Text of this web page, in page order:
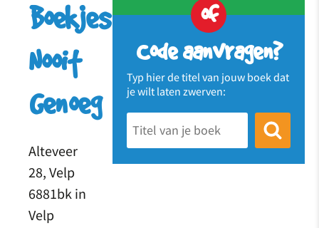
of
Code aanvragen?
Typ hier de titel van jouw boek dat
je wilt laten zwerven:
Boekjes
Nooit
Genoeg
Alteveer
28, Velp
6881bk in
Velp